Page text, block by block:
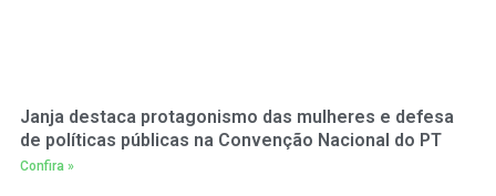
Janja destaca protagonismo das mulheres e defesa
de políticas públicas na Convenção Nacional do PT
Confira »